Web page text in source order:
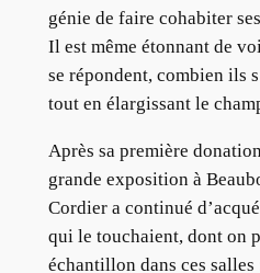
génie de faire cohabiter
Il est même étonnant de
se répondent, combien ils
tout en élargissant le
Après sa première
grande exposition à
Cordier a continué
qui le touchaient, dont on
échantillon dans ces salles